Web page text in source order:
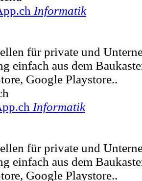
Informatik
für private und
einfach aus dem
Google Playstore..
Informatik
für private und
einfach aus dem
Google Playstore..